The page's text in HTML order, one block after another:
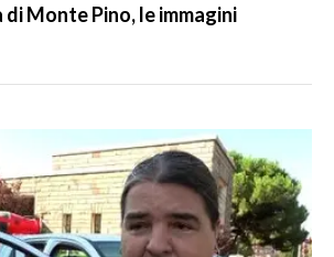
Monte Pino, le immagini